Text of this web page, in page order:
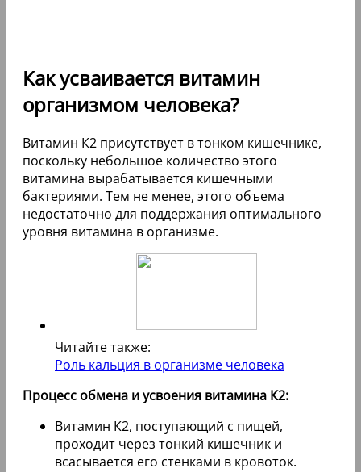
Как усваивается витамин
организмом человека?
Витамин К2 присутствует в тонком кишечнике,
поскольку небольшое количество этого
витамина вырабатывается кишечными
бактериями. Тем не менее, этого объема
недостаточно для поддержания оптимального
уровня витамина в организме.
Читайте также:
Роль кальция в организме человека
Процесс обмена и усвоения витамина К2:
Витамин К2, поступающий с пищей,
проходит через тонкий кишечник и
всасывается его стенками в кровоток.